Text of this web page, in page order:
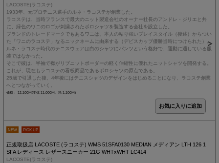
LACOSTE(ラコステ)
1933年、元プロテニス選手のルネ・ラコステが創業した。
ラコステは、当時フランスで最大のニット製造会社のオーナー社長のアンドレ・ジリエと共
に、緑色のワニのロゴが刺繍されたポロシャツを製造する会社を設立した。
ブランドのトレードマークでもあるワニは、本人の粘り強いプレイスタイル（後述）からつい
た「ワニのラコステ」なるニックネームに由来する（デビスカップ優勝当時につけられた）。
ルネ・ラコステ時代のテニスウェアは白のシャツにパンツという格好で、運動に適している服
装ではなかった。
そこで彼は、半袖で襟がリブニットボーダーの軽く伸縮性に優れたニットシャツを開発する。
これが、現在もラコステの看板商品であるポロシャツの原点である。
25歳で引退した後、4年後にはテニスシャツのデザインをはじめることになり、ラコステ創業
へとつながっていく。
価格： 12,100円(本体 11,000円、税 1,100円)
NEW PICK UP
正規取扱店 LACOSTE (ラコステ) WMS 51SFA0130 MEDIAN メディアン LTH 126 1
SFA レディース レザースニーカー 21G WHTxWHT LC414
LACOSTE(ラコステ)